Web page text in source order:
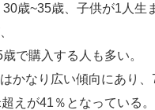
歳~35歳、子供が1人生
で購入する人も多い。
かなり広い傾向にあり、
えが41％となっている。